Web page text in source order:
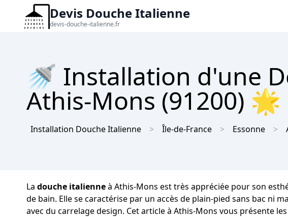
Devis Douche Italienne
devis-douche-italienne.fr
🚿 Installation d'une
Athis-Mons (91200)
Installation Douche Italienne Île-de-France Essonne
La douche italienneà Athis-Mons est très appréciée pour son
de bain. Elle se caractérise par un accès de plain-pied sans bac ni
avec du carrelage design. Cet article à Athis-Mons vous présente